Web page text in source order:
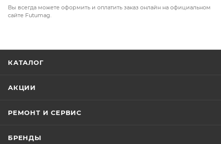
Вы всегда можете оформить и оплатить заказ онлайн на официальном
сайте Futumag.
КАТАЛОГ
АКЦИИ
РЕМОНТ И СЕРВИС
БРЕНДЫ